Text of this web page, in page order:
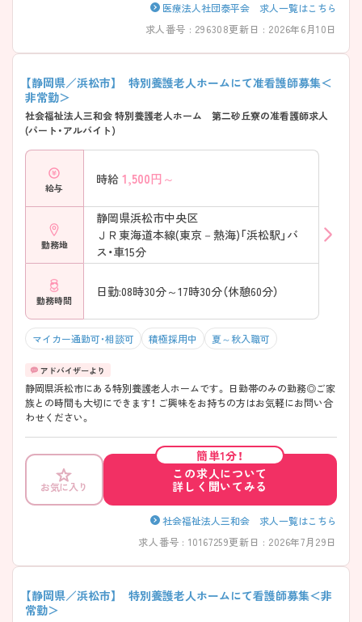
医療法人社団泰平会 求人一覧はこちら
求人番号 : 296308更新日 : 2026年6月10日
【静岡県／浜松市】 特別養護老人ホームにて准看護師募集＜
非常勤＞
社会福祉法人三和会 特別養護老人ホーム 第二砂丘寮の准看護師求人
(パート・アルバイト)
給与
時給 1,500円～
勤務地
静岡県浜松市中央区
ＪＲ東海道本線(東京－熱海)「浜松駅」バ
ス・車15分
勤務時間
日勤:08時30分～17時30分（休憩60分）
マイカー通勤可・相談可 積極採用中 夏～秋入職可
静岡県浜松市にある特別養護老人ホームです。 日勤帯のみの勤務◎ご家
族との時間も大切にできます！ ご興味をお持ちの方はお気軽にお問い合
わせください。
お気に入り
簡単1分！
この求人について
詳しく聞いてみる
社会福祉法人三和会 求人一覧はこちら
求人番号 : 10167259更新日 : 2026年7月29日
【静岡県／浜松市】 特別養護老人ホームにて看護師募集＜非
常勤＞